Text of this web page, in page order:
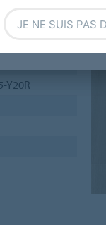
Y20R
JE NE SUIS PAS